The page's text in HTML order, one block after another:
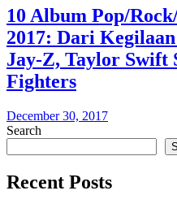
10 Album Pop/
2017: Dari
Jay-Z, Taylor Swift
Fighters
December 30, 2017
Search
Recent Posts